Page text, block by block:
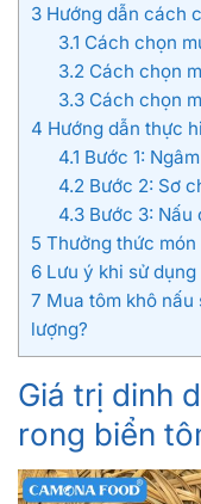
3 Hướng dẫn cách
3.1 Cách chọn
3.2 Cách chọn
3.3Cách chọn
4 Hướng dẫn thực
4.1 Bước 1:
4.2 Bước 2: Sơ
4.3Bước 3: Nấu
5 Thưởng thức
6 Lưu ý khi sử
7 Mua tôm khô
lượng?
Giá trị dinh
rong biển